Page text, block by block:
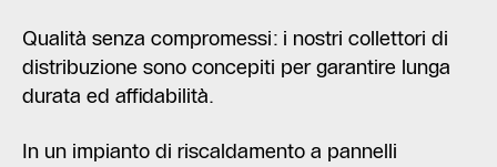
Qualità senza compromessi: i nostri collettori di
distribuzione sono concepiti per garantire lunga
durata ed affidabilità.
In un impianto di riscaldamento a pannelli